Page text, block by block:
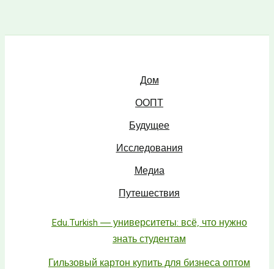
Дом
ООПТ
Будущее
Исследования
Медиа
Путешествия
Edu.Turkish — университеты: всё, что нужно
знать студентам
Гильзовый картон купить для бизнеса оптом